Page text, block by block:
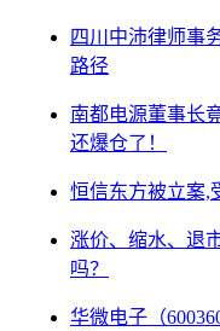
四川中沛律师事
路径
南都电源董事长
还爆仓了！
恒信东方被立案,
涨价、缩水、退
吗？
华微电子（